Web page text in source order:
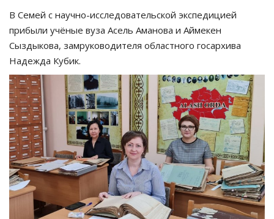
В Семей с научно-исследовательской экспедицией
прибыли учёные вуза Асель Аманова и Аймекен
Сыздыкова, замруководителя областного госархива
Надежда Кубик.